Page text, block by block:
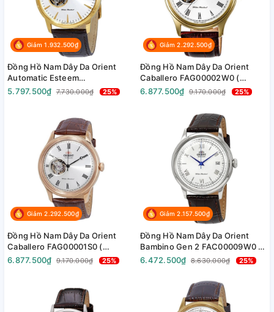
Giảm 1.932.500₫
Đồng Hồ Nam Dây Da Orient
Automatic Esteem
FAG02003W0 ( SAG02003W0 )
5.797.500₫ 7.730.000₫ 25%
Giảm 2.292.500₫
Đồng Hồ Nam Dây Da Orient
Caballero FAG00002W0 (
SAG00002W0 ) ( TAG00002W0
6.877.500₫ 9.170.000₫ 25%
Giảm 2.292.500₫
Đồng Hồ Nam Dây Da Orient
Caballero FAG00001S0 (
SAG00001S0 ) ( TAG00001S0 ) -
6.877.500₫ 9.170.000₫ 25%
Giảm 2.157.500₫
Đồng Hồ Nam Dây Da Orient
Bambino Gen 2 FAC00009W0 (
SAC00009W0 ) ( TAC00009W0
6.472.500₫ 8.630.000₫ 25%